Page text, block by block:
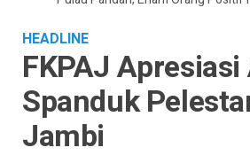
HEADLINE
FKPAJ
Spanduk
Jambi